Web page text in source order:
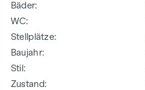
Bäder
WC
Stellplätze
Baujahr
Stil
Zustand